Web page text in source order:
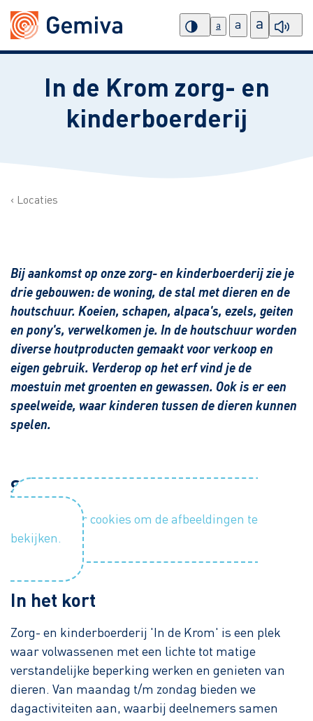
a a a
In de Krom zorg- en
kinderboerderij
Locaties
Bij aankomst op onze zorg- en kinderboerderij zie je
drie gebouwen: de woning, de stal met dieren en de
houtschuur. Koeien, schapen, alpaca's, ezels, geiten
en pony's, verwelkomen je. In de houtschuur worden
diverse houtproducten gemaakt voor verkoop en
eigen gebruik. Verderop op het erf vind je de
moestuin met groenten en gewassen. Ook is er een
speelweide, waar kinderen tussen de dieren kunnen
spelen.
Sfeerimpressie
Accepteer cookies om de afbeeldingen te
bekijken.
In het kort
Zorg- en kinderboerderij 'In de Krom' is een plek
waar volwassenen met een lichte tot matige
verstandelijke beperking werken en genieten van
dieren. Van maandag t/m zondag bieden we
dagactiviteiten aan, waarbij deelnemers samen